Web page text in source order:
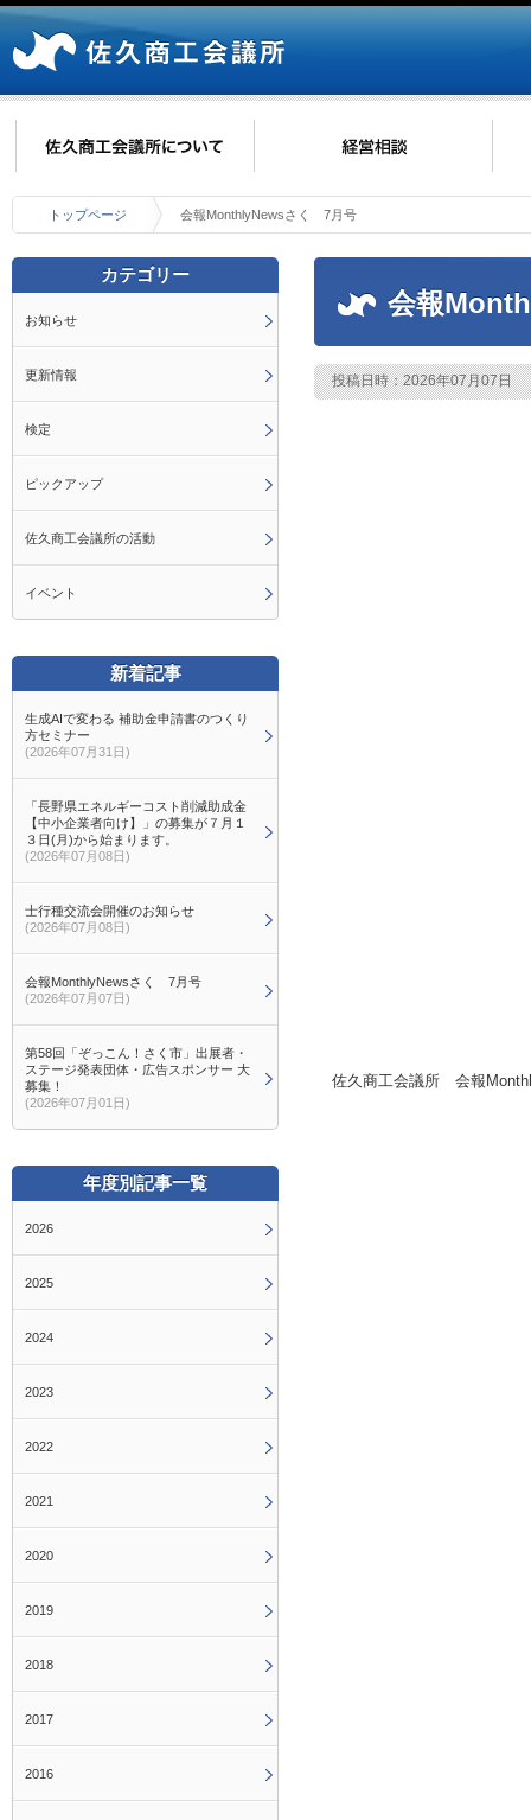
トップページ 会報MonthlyNewsさく 7月号
会報
投稿日時：2026年07月07日
佐久商工会議所 会報
カテゴリー
お知らせ
更新情報
検定
ピックアップ
佐久商工会議所の活動
イベント
新着記事
生成AIで変わる 補助金申請書のつくり
方セミナー
(2026年07月31日)
「長野県エネルギーコスト削減助成金
【中小企業者向け】」の募集が７月１
３日(月)から始まります。
(2026年07月08日)
士行種交流会開催のお知らせ
(2026年07月08日)
会報MonthlyNewsさく 7月号
(2026年07月07日)
第58回「ぞっこん！さく市」出展者・
ステージ発表団体・広告スポンサー 大
募集！
(2026年07月01日)
年度別記事一覧
2026
2025
2024
2023
2022
2021
2020
2019
2018
2017
2016